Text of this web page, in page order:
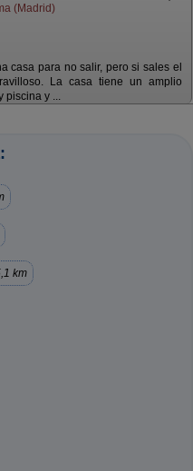
(Madrid)
casa para no salir, pero si sales el
La casa tiene un amplio
piscina y ...
km